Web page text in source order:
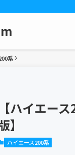
系
【ハイエー
】
ハイエース200系